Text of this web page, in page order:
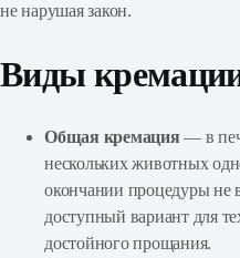
не нарушая закон.
Виды
Общая кремация — в
нескольких животных
окончании процедуры не
доступный вариант для
достойного прощания.